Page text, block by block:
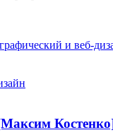
графический и веб-